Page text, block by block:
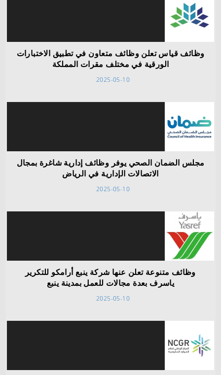
وظائف قياس تعلن وظائف متعاون في تطبيق الاختبارات
الورقية في مختلف مقرات المملكة
2025-05-10
مجلس الضمان الصحي يوفر وظائف إدارية شاغرة بمجال
الاتصالات الإدارية في الرياض
2025-05-10
وظائف متنوعة تعلن عنها شركة ينبع أرامكو للتكرير
ياسرف بعدة مجالات للعمل بمدينة ينبع
2025-05-10